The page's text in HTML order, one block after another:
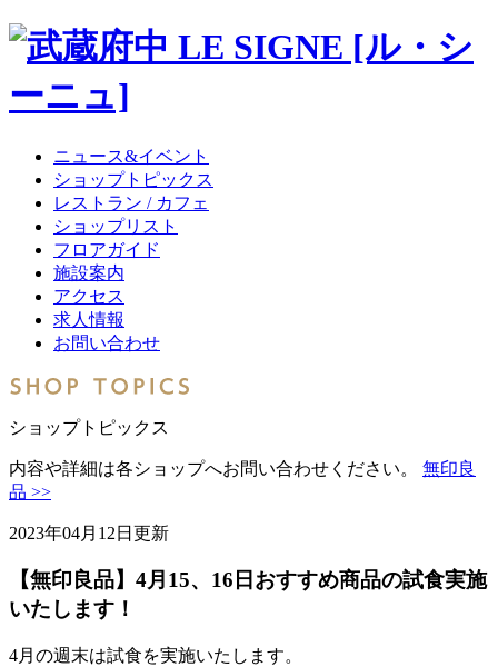
ニュース&イベント
ショップトピックス
レストラン / カフェ
ショップリスト
フロアガイド
施設案内
アクセス
求人情報
お問い合わせ
ショップトピックス
内容や詳細は各ショップへお問い合わせください。 無印良
品 >>
2023年04月12日更新
【無印良品】4月15、16日おすすめ商品の試食実施
いたします！
4月の週末は試食を実施いたします。